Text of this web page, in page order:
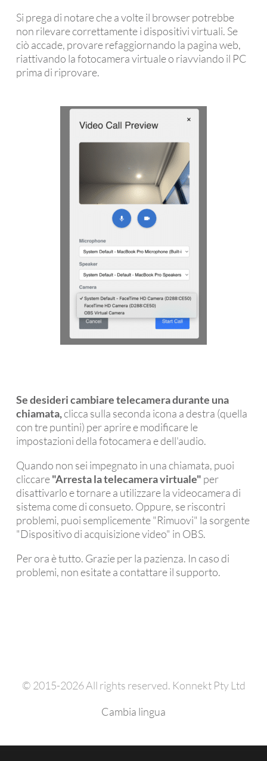
Si prega di notare che a volte il browser potrebbe
non rilevare correttamente i dispositivi virtuali. Se
ciò accade, provare refaggiornando la pagina web,
riattivando la fotocamera virtuale o riavviando il PC
prima di riprovare.
Se desideri cambiare telecamera durante una
chiamata,clicca sulla seconda icona a destra (quella
con tre puntini) per aprire e modificare le
impostazioni della fotocamera e dell'audio.
Quando non sei impegnato in una chiamata, puoi
cliccare"Arresta la telecamera virtuale" per
disattivarlo e tornare a utilizzare la videocamera di
sistema come di consueto. Oppure, se riscontri
problemi, puoi semplicemente "Rimuovi" la sorgente
"Dispositivo di acquisizione video" in OBS.
Per ora è tutto. Grazie per la pazienza. In caso di
problemi, non esitate a contattare il supporto.
© 2015-2026 All rights reserved. Konnekt Pty Ltd
Cambia lingua